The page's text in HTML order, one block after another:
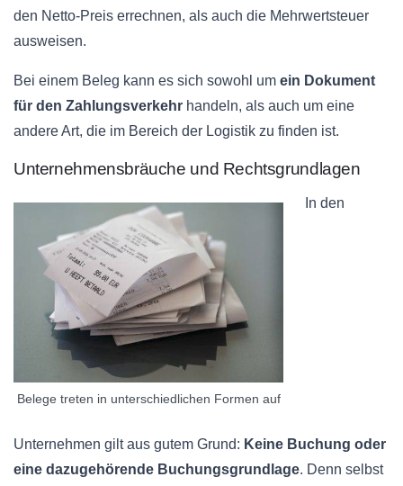
den Netto-Preis errechnen, als auch die Mehrwertsteuer
ausweisen.
Bei einem Beleg kann es sich sowohl um ein Dokument
für den Zahlungsverkehr handeln, als auch um eine
andere Art, die im Bereich der Logistik zu finden ist.
Unternehmensbräuche und Rechtsgrundlagen
Belege treten in unterschiedlichen Formen auf
In den
Unternehmen gilt aus gutem Grund: Keine Buchung oder
eine dazugehörende Buchungsgrundlage. Denn selbst